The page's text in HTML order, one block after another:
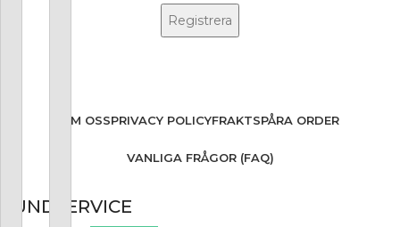
OM OSSPRIVACY POLICYFRAKTSPÅRA ORDER
VANLIGA FRÅGOR (FAQ)
KUNDSERVICE